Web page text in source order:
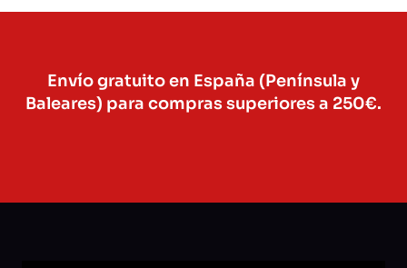
Envío gratuito en España (Península y
Baleares) para compras superiores a 250€.